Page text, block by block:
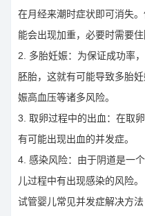
在月经来潮时症状即可消失
能会出现加重，必要时需要住
2. 多胎妊娠：为保证成功率
胚胎，这就有可能导致多胎
娠高血压等诸多风险。
3. 取卵过程中的出血：在取
有可能出现出血的并发症。
4. 感染风险：由于阴道是一
儿过程中有出现感染的风险。
试管婴儿常见并发症解决方法